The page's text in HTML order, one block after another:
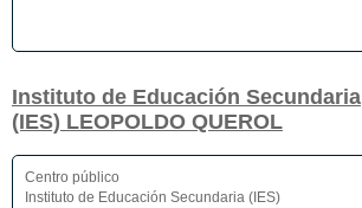
Instituto de Educación Secundaria
(IES) LEOPOLDO QUEROL
Centro público
Instituto de Educación Secundaria (IES)